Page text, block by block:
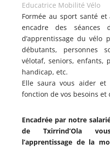
Educatrice Mobilité Vélo
Formée au sport santé
encadre des
d’apprentissage du
débutants, personnes
vélotaf, seniors, enfants,
handicap, etc.
Elle saura vous aider et
fonction de vos besoins et
Encadrée par notre
de Txirrind’Ola
l’apprentissage de la